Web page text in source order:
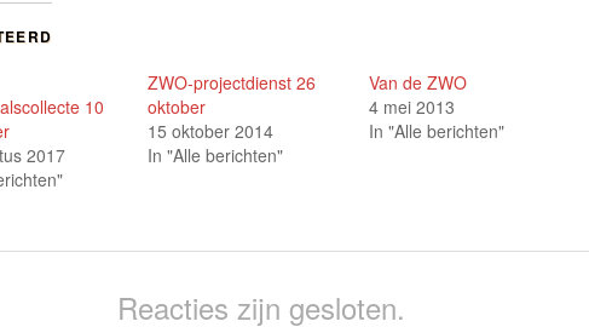
in
geopend)
in
geopend)
10
2017
ZWO-projectdienst 26
oktober
15 oktober 2014
In "Alle berichten"
Van de ZWO
4 mei 2013
In "Alle berichten"
Reacties zijn gesloten.